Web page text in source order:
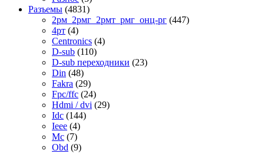
Разъемы (4831)
2рм_2рмг_2рмт_рмг_онц-рг (447)
4рт (4)
Centronics (4)
D-sub (110)
D-sub переходники (23)
Din (48)
Fakra (29)
Fpc/ffc (24)
Hdmi / dvi (29)
Idc (144)
Ieee (4)
Mc (7)
Obd (9)